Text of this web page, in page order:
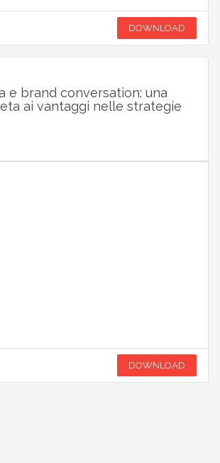
DOWNLOAD
e brand conversation: una
ai vantaggi nelle strategie
DOWNLOAD